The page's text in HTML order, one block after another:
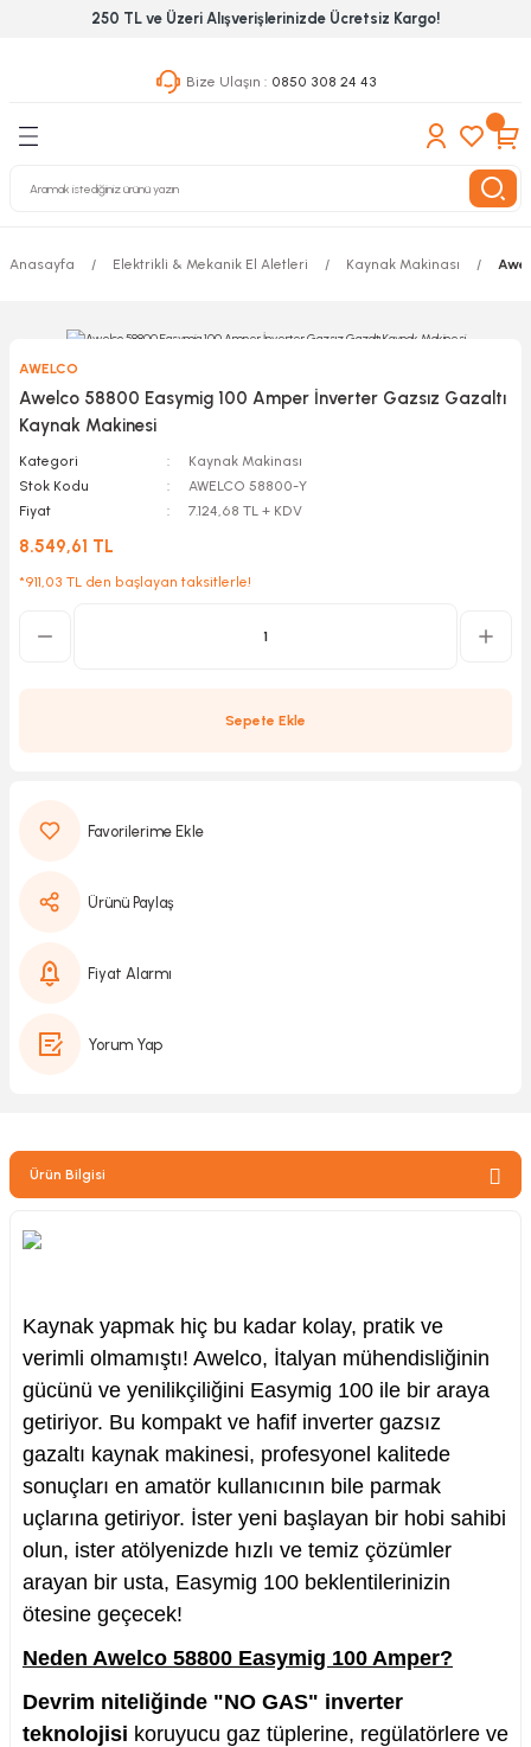
250 TL ve Üzeri Alışverişlerinizde Ücretsiz Kargo!
Bize Ulaşın : 0850 308 24 43
Geri Dön
Geri Dön
& Nalburiye
Grubu
Geri Dön
Anasayfa Elektrikli & Mekanik El Aletleri Kaynak Makinası
AWELCO
Awelco 58800 Easymig 100 Amper İnverter Gazsız Gazaltı
Kaynak Makinesi
Kategori
Kaynak Makinası
Stok Kodu
AWELCO 58800-Y
Fiyat
7.124,68 TL + KDV
8.549,61 TL
*911,03 TL den başlayan taksitlerle!
Sepete Ekle
Ürünü Paylaş
Fiyat Alarmı
Yorum Yap
Ürün Bilgisi
Kaynak yapmak hiç bu kadar kolay, pratik ve
verimli olmamıştı! Awelco, İtalyan mühendisliğinin
gücünü ve yenilikçiliğini Easymig 100 ile bir araya
getiriyor. Bu kompakt ve hafif inverter gazsız
gazaltı kaynak makinesi, profesyonel kalitede
sonuçları en amatör kullanıcının bile parmak
uçlarına getiriyor. İster yeni başlayan bir hobi sahibi
olun, ister atölyenizde hızlı ve temiz çözümler
arayan bir usta, Easymig 100 beklentilerinizin
ötesine geçecek!
Neden Awelco 58800 Easymig 100 Amper?
Devrim niteliğinde "NO GAS" inverter
teknolojisi koruyucu gaz tüplerine, regülatörlere ve